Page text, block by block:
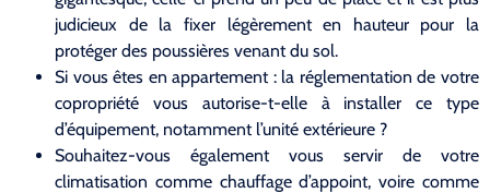
judicieux de la fixer légèrement en hauteur pour la
protéger des poussières venant du sol.
Si vous êtes en appartement : la réglementation de votre
copropriété vous autorise-t-elle à installer ce type
d’équipement, notamment l’unité extérieure ?
Souhaitez-vous également vous servir de votre
climatisation comme chauffage d’appoint, voire comme